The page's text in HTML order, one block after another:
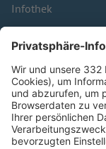
Infothek
Kontakt
HÄUFIG
Pässe und
Trainerausbildung
Schulungsangebot